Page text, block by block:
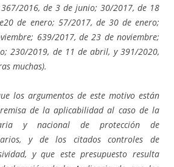
367/2016, de 3 de junio; 30/2017, de 18
de enero; 57/2017, de 30 de enero;
639/2017, de 23 de noviembre;
230/2019, de 11 de abril, y 391/2020,
muchas).
los argumentos de este motivo están
de la aplicabilidad al caso de la
y nacional de protección de
y de los citados controles de
y que este presupuesto resulta